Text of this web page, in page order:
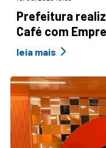
Prefeitura
Café com
leia mais